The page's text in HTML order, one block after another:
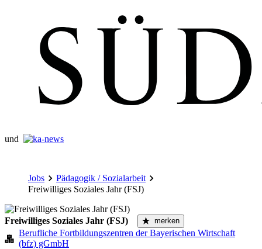
und
Jobs
Pädagogik / Sozialarbeit
Freiwilliges Soziales Jahr (FSJ)
Freiwilliges Soziales Jahr (FSJ) merken
Berufliche Fortbildungszentren der Bayerischen Wirtschaft
(bfz) gGmbH